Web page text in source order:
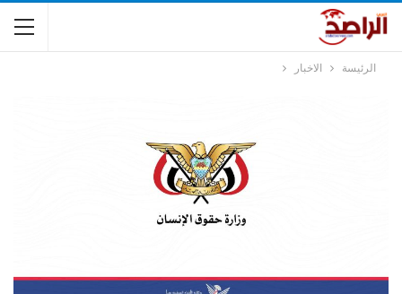
الرئيسة الاخبار